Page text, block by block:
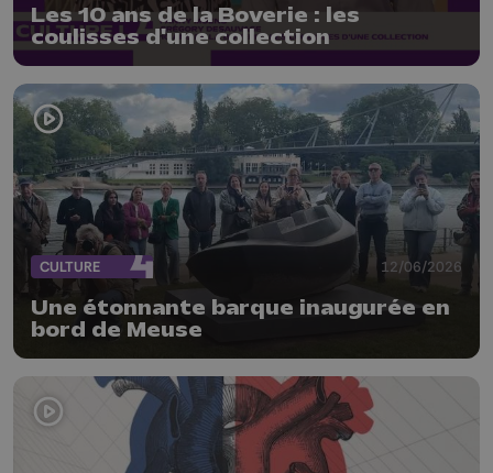
Les 10 ans de la Boverie : les
coulisses d'une collection
CULTURE 12/06/2026
Une étonnante barque inaugurée en
bord de Meuse